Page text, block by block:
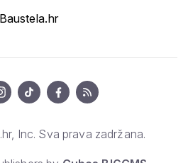
Baustela.hr
Inc. Sva prava zadržana.